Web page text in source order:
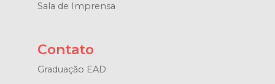
Sala de Imprensa
Contato
Graduação EAD